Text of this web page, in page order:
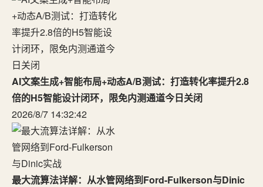
AI文案生成+智能布局+动态A/B测试：打造转化率提升2.8
倍的H5智能设计闭环，限免内测通道今日关闭
2026/8/7 14:32:42
最大流算法详解：从水管网络到Ford-Fulkerson与Dinic